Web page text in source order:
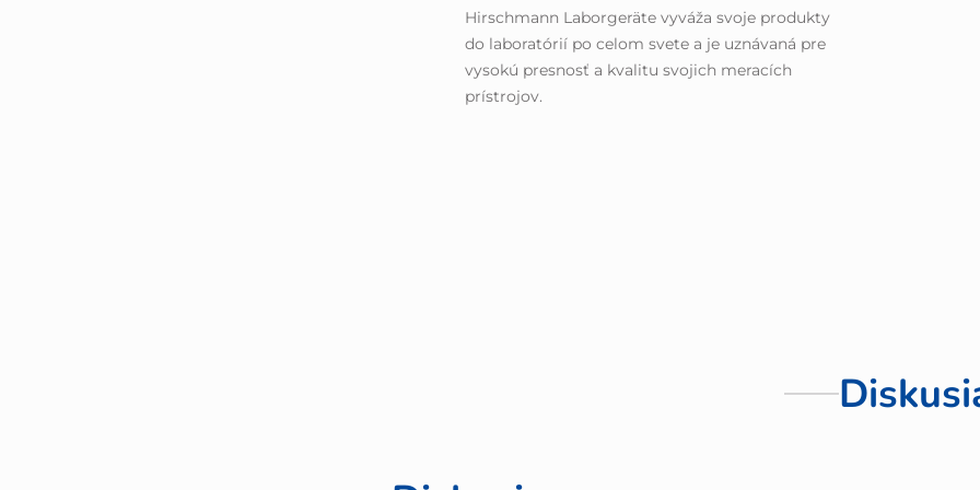
Hirschmann Laborgeräte vyváža svoje produkty
do laboratórií po celom svete a je uznávaná pre
vysokú presnosť a kvalitu svojich meracích
prístrojov.